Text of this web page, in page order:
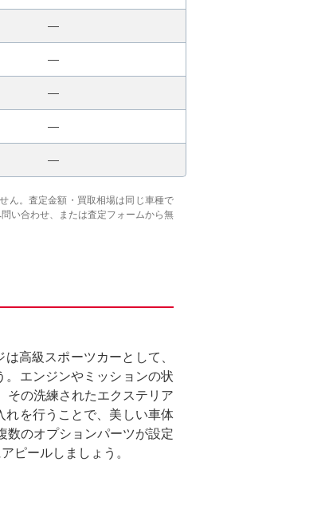
―
―
―
―
―
ん。査定金額・買取相場は同じ車種で
い合わせ、または査定フォームから無
高級スポーツカーとして、
。エンジンやミッションの状
その洗練されたエクステリア
れを行うことで、美しい車体
数のオプションパーツが設定
ピールしましょう。